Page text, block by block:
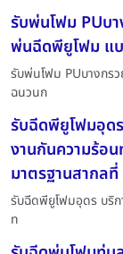
รับพ่นโฟม PUบ
พ่นฉีดพียูโฟม แ
รับพ่นโฟม PUบางกร
ฉนวนก
รับฉีดพียูโฟมอุด
งานกันความร้อน
มาตรฐานสากล
รับฉีดพียูโฟมอุดร บริ
ท